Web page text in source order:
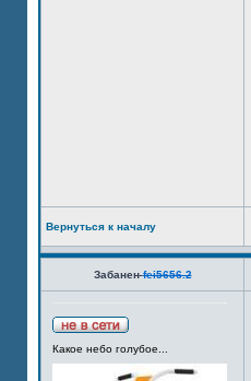
Вернуться к началу
Забанен fei5656.2
Какое небо голубое...